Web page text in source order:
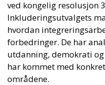
ved kongelig resolusjon
Inkluderingsutvalgets
hvordan
forbedringer. De har
utdanning, demokrati
har kommet med
områdene.